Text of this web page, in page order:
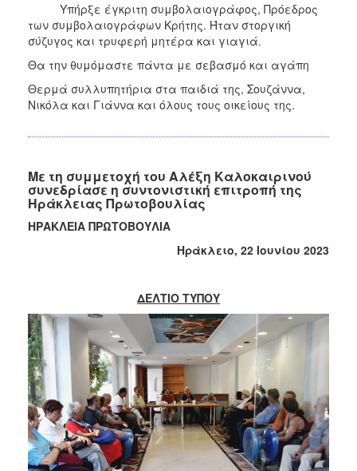
Υπήρξε έγκριτη συμβολαιογράφος, Πρόεδρος
των συμβολαιογράφων Κρήτης. Ήταν στοργική
σύζυγος και τρυφερή μητέρα και γιαγιά.
Θα την θυμόμαστε πάντα με σεβασμό και αγάπη
Θερμά συλλυπητήρια στα παιδιά της, Σουζάννα,
Νικόλα και Γιάννα και όλους τους οικείους της.
Με τη συμμετοχή του Αλέξη Καλοκαιρινού
συνεδρίασε η συντονιστική επιτροπή της
Ηράκλειας Πρωτοβουλίας
ΗΡΑΚΛΕΙΑ ΠΡΩΤΟΒΟΥΛΙΑ
Ηράκλειο, 22 Ιουνίου 2023
ΔΕΛΤΙΟ ΤΥΠΟΥ